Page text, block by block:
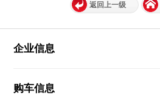
返回上一级
企业信息
购车信息